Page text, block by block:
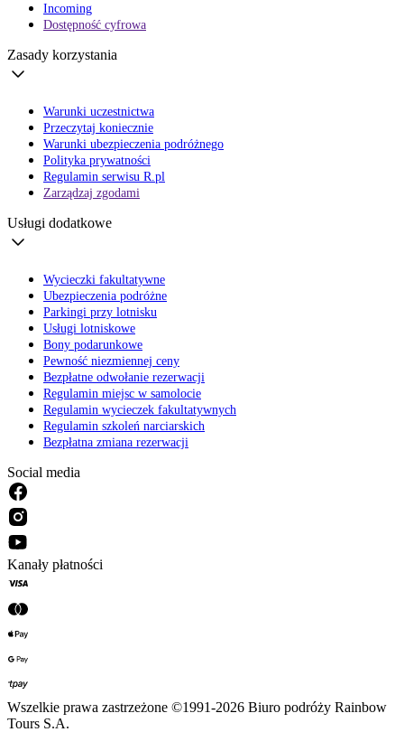
Incoming
Dostępność cyfrowa
Zasady korzystania
Warunki uczestnictwa
Przeczytaj koniecznie
Warunki ubezpieczenia podróżnego
Polityka prywatności
Regulamin serwisu R.pl
Zarządzaj zgodami
Usługi dodatkowe
Wycieczki fakultatywne
Ubezpieczenia podróżne
Parkingi przy lotnisku
Usługi lotniskowe
Bony podarunkowe
Pewność niezmiennej ceny
Bezpłatne odwołanie rezerwacji
Regulamin miejsc w samolocie
Regulamin wycieczek fakultatywnych
Regulamin szkoleń narciarskich
Bezpłatna zmiana rezerwacji
Social media
Kanały płatności
Wszelkie prawa zastrzeżone ©1991-2026 Biuro podróży Rainbow
Tours S.A.